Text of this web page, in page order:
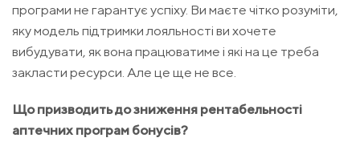
програми не гарантує успіху. Ви маєте чітко розуміти,
яку модель підтримки лояльності ви хочете
вибудувати, як вона працюватиме і які на це треба
закласти ресурси. Але це ще не все.
Що призводить до зниження рентабельності
аптечних програм бонусів?